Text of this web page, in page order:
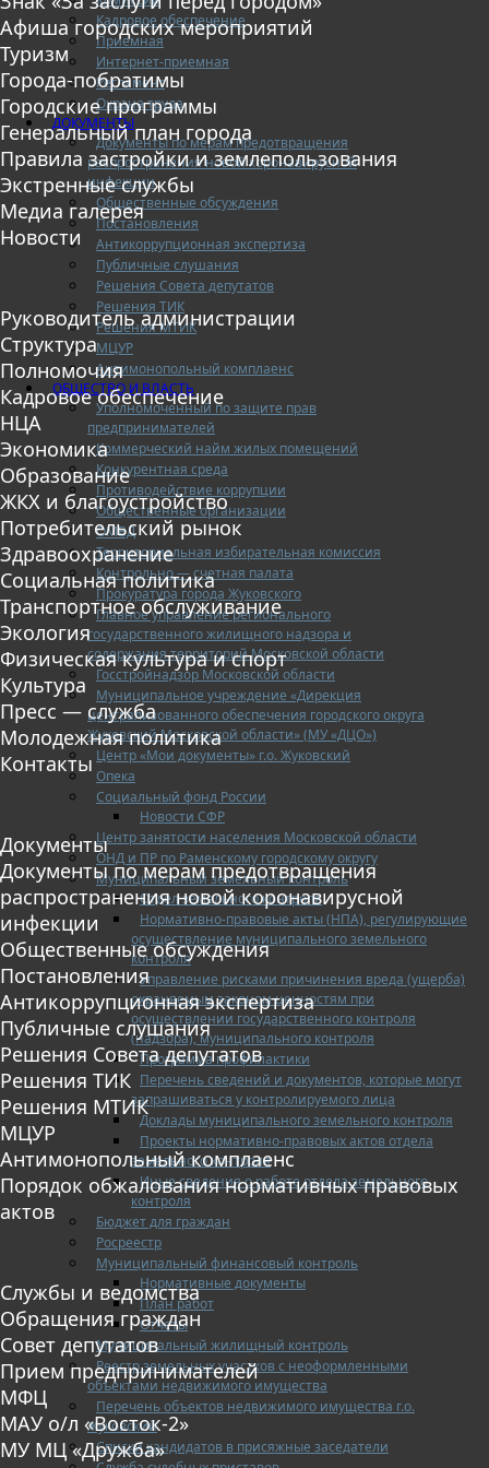
Кадровое обеспечение
Приемная
Интернет-приемная
Регламент
Охрана труда
ДОКУМЕНТЫ
Документы по мерам предотвращения
распространения новой коронавирусной
инфекции
Общественные обсуждения
Постановления
Антикоррупционная экспертиза
Публичные слушания
Решения Совета депутатов
Решения ТИК
Решения МТИК
МЦУР
Антимонопольный комплаенс
ОБЩЕСТВО И ВЛАСТЬ
Уполномоченный по защите прав
предпринимателей
Коммерческий найм жилых помещений
Конкурентная среда
Противодействие коррупции
Общественные организации
ОМВД
Территориальная избирательная комиссия
Контрольно — счетная палата
Прокуратура города Жуковского
Главное управление регионального
государственного жилищного надзора и
содержания территорий Московской области
Госстройнадзор Московской области
Муниципальное учреждение «Дирекция
централизованного обеспечения городского округа
Жуковский Московской области» (МУ «ДЦО»)
Центр «Мои документы» г.о. Жуковский
Опека
Социальный фонд России
Новости СФР
Центр занятости населения Московской области
ОНД и ПР по Раменскому городскому округу
Муниципальный земельный контроль
Отдел земельного контроля
Нормативно-правовые акты (НПА), регулирующие
осуществление муниципального земельного
контроля
Управление рисками причинения вреда (ущерба)
охраняемым законом ценностям при
осуществлении государственного контроля
(надзора), муниципального контроля
Программа профилактики
Перечень сведений и документов, которые могут
запрашиваться у контролируемого лица
Доклады муниципального земельного контроля
Проекты нормативно-правовых актов отдела
земельного контроля
Иные сведения о работе отдела земельного
контроля
Бюджет для граждан
Росреестр
Муниципальный финансовый контроль
Нормативные документы
План работ
Отчеты
Муниципальный жилищный контроль
Реестр земельных участков с неоформленными
объектами недвижимого имущества
Перечень объектов недвижимого имущества г.о.
Жуковский
Списки кандидатов в присяжные заседатели
Афиша городских мероприятий
Туризм
Города-побратимы
Городские программы
Генеральный план города
Правила застройки и землепользования
Экстренные службы
Медиа галерея
Новости
Руководитель администрации
Структура
Полномочия
Кадровое обеспечение
НЦА
Экономика
Образование
ЖКХ и благоустройство
Потребительский рынок
Здравоохранение
Социальная политика
Транспортное обслуживание
Экология
Физическая культура и спорт
Культура
Пресс — служба
Молодежная политика
Контакты
Документы
Документы по мерам предотвращения
распространения новой коронавирусной
инфекции
Общественные обсуждения
Постановления
Антикоррупционная экспертиза
Публичные слушания
Решения Совета депутатов
Решения ТИК
Решения МТИК
МЦУР
Антимонопольный комплаенс
Порядок обжалования нормативных правовых
актов
Службы и ведомства
Обращения граждан
Совет депутатов
Прием предпринимателей
МФЦ
МАУ о/л «Восток-2»
МУ МЦ «Дружба»